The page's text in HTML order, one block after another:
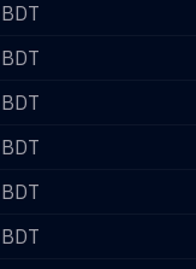
BDT
BDT
BDT
BDT
BDT
BDT